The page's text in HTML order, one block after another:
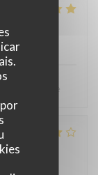
recommande